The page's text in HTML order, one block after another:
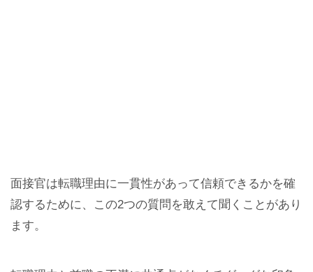
面接官は転職理由に一貫性があって信頼できるかを確
認するために、この2つの質問を敢えて聞くことがあり
ます。